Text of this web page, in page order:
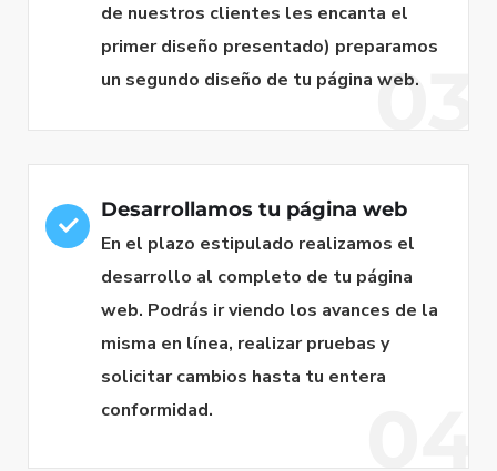
03
de nuestros clientes les encanta el
primer diseño presentado) preparamos
un segundo diseño de tu página web.
Desarrollamos tu página web
En el plazo estipulado realizamos el
desarrollo al completo de tu página
web. Podrás ir viendo los avances de la
misma en línea, realizar pruebas y
solicitar cambios hasta tu entera
conformidad.